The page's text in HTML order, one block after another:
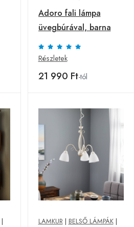
Adoro fali lámpa
üvegbúrával, barna
Részletek
21 990 Ft-tól
|
LAMKUR| BELSŐ LÁMPÁK|